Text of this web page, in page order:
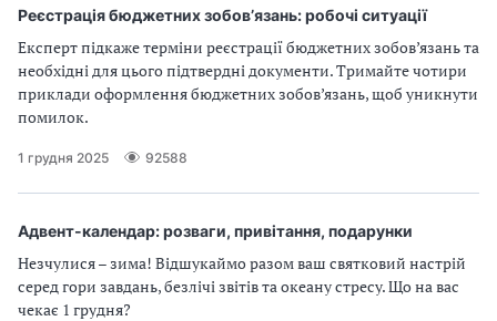
Реєстрація бюджетних зобов’язань: робочі ситуації
Експерт підкаже терміни реєстрації бюджетних зобов’язань та
необхідні для цього підтвердні документи. Тримайте чотири
приклади оформлення бюджетних зобов’язань, щоб уникнути
помилок.
1 грудня 2025 92588
Адвент-календар: розваги, привітання, подарунки
Незчулися – зима! Відшукаймо разом ваш святковий настрій
серед гори завдань, безлічі звітів та океану стресу. Що на вас
чекає 1 грудня?